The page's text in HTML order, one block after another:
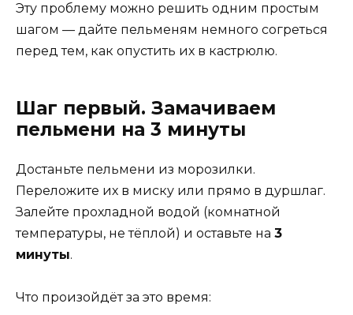
Эту проблему можно решить одним простым
шагом — дайте пельменям немного согреться
перед тем, как опустить их в кастрюлю.
Шаг первый. Замачиваем
пельмени на 3 минуты
Достаньте пельмени из морозилки.
Переложите их в миску или прямо в дуршлаг.
Залейте прохладной водой (комнатной
температуры, не тёплой) и оставьте на 3
минуты.
Что произойдёт за это время: